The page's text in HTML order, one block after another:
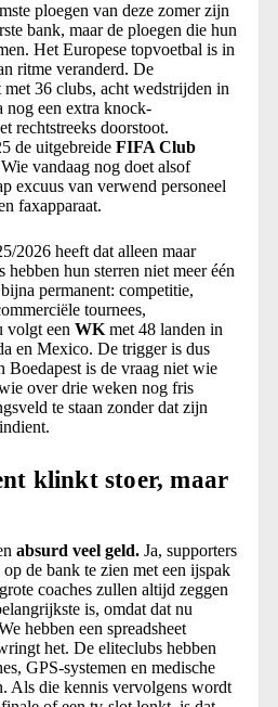
ploegen van deze zomer zijn
bank, maar de ploegen die hun
Het Europese topvoetbal is in
ritme veranderd. De
36 clubs, acht wedstrijden in
nog een extra knock-
rechtstreeks doorstoot.
de uitgebreide FIFA Club
vandaag nog doet alsof
excuus van verwend personeel
faxapparaat.
2026 heeft dat alleen maar
hebben hun sterren niet meer één
permanent: competitie,
tournees,
volgt een WK met 48 landen in
en Mexico. De trigger is dus
Boedapest is de vraag niet wie
over drie weken nog fris
te staan zonder dat zijn
klinkt stoer, maar
absurd veel geld. Ja, supporters
de bank te zien met een ijspak
coaches zullen altijd zeggen
is, omdat dat nu
hebben een spreadsheet
het. De eliteclubs hebben
GPS-systemen en medische
Als die kennis vervolgens wordt